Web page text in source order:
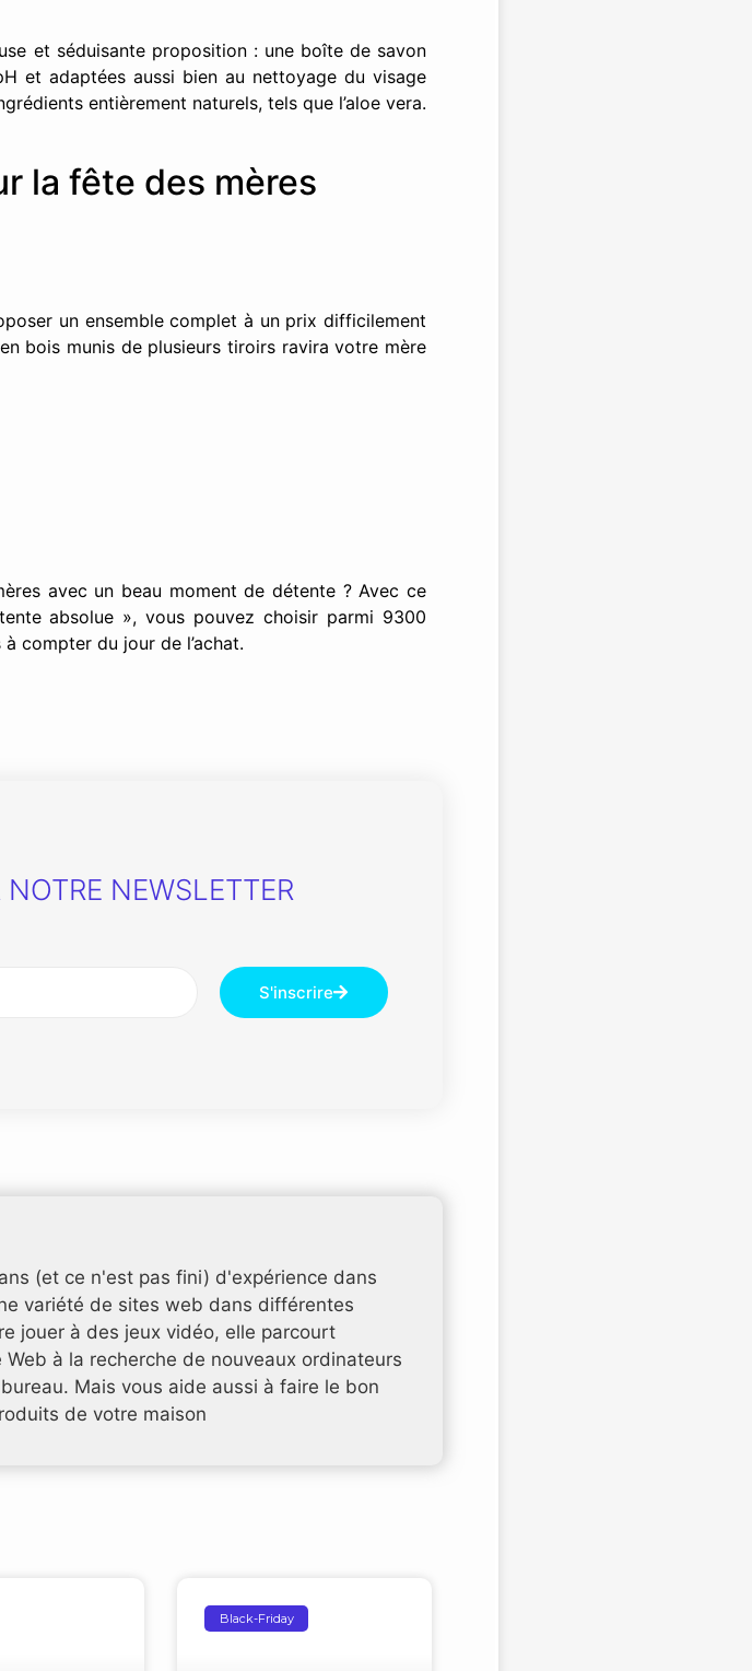
et séduisante proposition : une boîte de savon
et adaptées aussi bien au nettoyage du visage
entièrement naturels, tels que l’aloe vera.
la fête des mères
un ensemble complet à un prix difficilement
bois munis de plusieurs tiroirs ravira votre mère
avec un beau moment de détente ? Avec ce
absolue », vous pouvez choisir parmi 9300
compter du jour de l’achat.
NEWSLETTER
S'inscrire
(et ce n'est pas fini) d'expérience dans
variété de sites web dans différentes
jouer à des jeux vidéo, elle parcourt
Web à la recherche de nouveaux ordinateurs
Mais vous aide aussi à faire le bon
de votre maison
Black-Friday